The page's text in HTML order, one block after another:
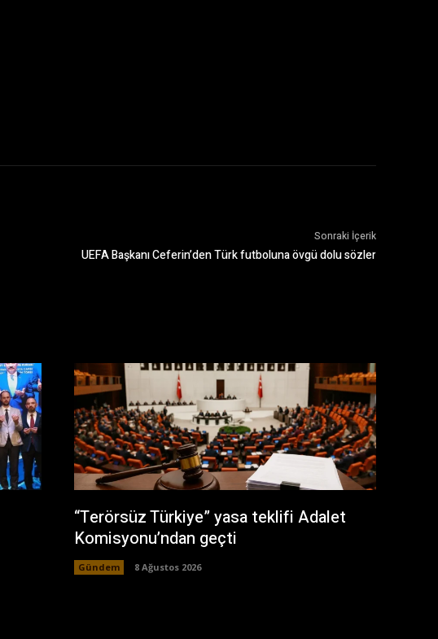
Sonraki İçerik
UEFA Başkanı Ceferin’den Türk futboluna övgü dolu sözler
“Terörsüz Türkiye” yasa teklifi Adalet
Komisyonu’ndan geçti
Gündem 8 Ağustos 2026